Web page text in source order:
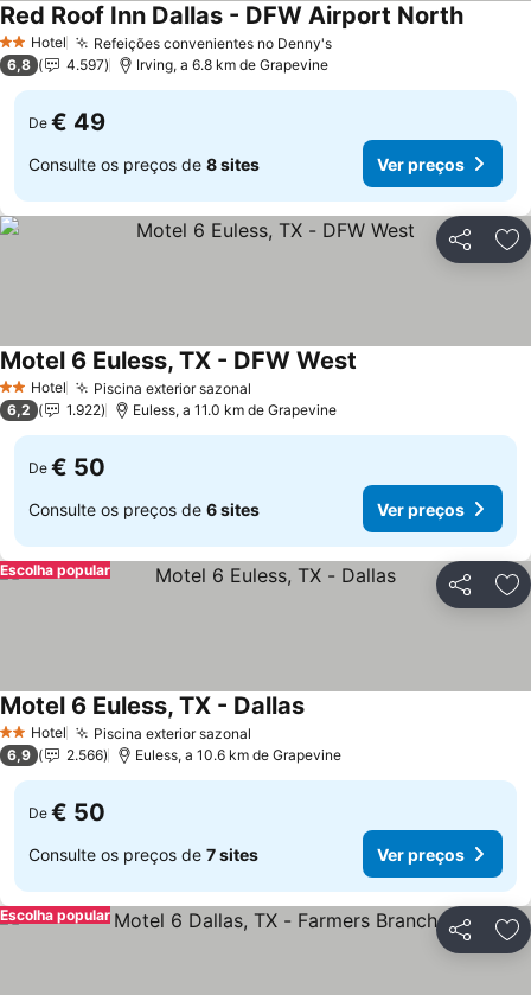
2 Estrelas
Hotel Refeições convenientes no Denny'sVer preços
Red Roof Inn Dallas - DFW Airport NorthVer
6,8 4.597 Irving, a 6.8 km de Grapevine
De € 49
Consulte os preços de 8 sites Ver preços
Partilhar
2 Estrelas
Hotel Piscina exterior sazonal
Motel 6 Euless, TX - DFW West
6,2 1.922 Euless, a 11.0 km de Grapevine
De € 50
Consulte os preços de 6 sites Ver preços
Partilhar
Escolha popular
2 Estrelas
Hotel Piscina exterior sazonal
Motel 6 Euless, TX - DallasVer preços
6,9 2.566 Euless, a 10.6 km de Grapevine
De € 50
Consulte os preços de 7 sites Ver preços
Partilhar
Escolha popular